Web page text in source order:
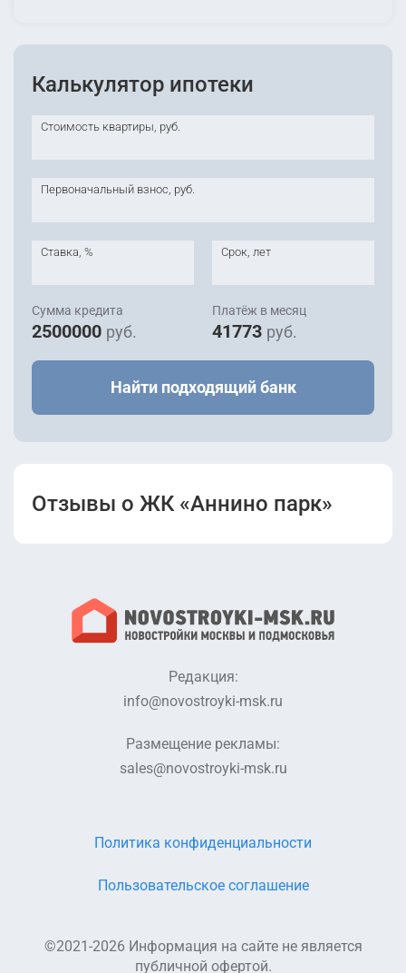
Калькулятор ипотеки
Стоимость квартиры, руб.
Первоначальный взнос, руб.
Ставка, % Срок, лет
Сумма кредита
2500000 руб.
Платёж в месяц
41773 руб.
Найти подходящий банк
Отзывы о ЖК «Аннино парк»
Редакция:
info@novostroyki-msk.ru
Размещение рекламы:
sales@novostroyki-msk.ru
©2021-2026 Информация на сайте не является
публичной офертой.
Пользовательское соглашение
Политика конфиденциальности